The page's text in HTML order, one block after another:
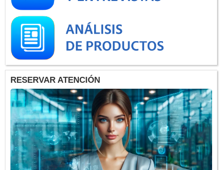
RESERVAR ATENCIÓN